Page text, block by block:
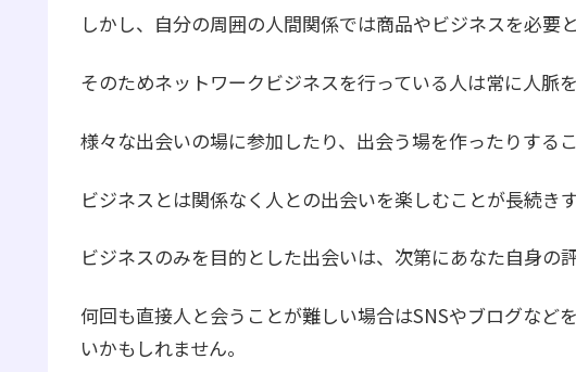
しかし、自分の周囲の人間関係では商品やビジネスを必要
そのためネットワークビジネスを行っている人は常に人脈
様々な出会いの場に参加したり、出会う場を作ったりするこ
ビジネスとは関係なく人との出会いを楽しむことが長続きす
ビジネスのみを目的とした出会いは、次第にあなた自身の
何回も直接人と会うことが難しい場合はSNSやブログなど
いかもしれません。